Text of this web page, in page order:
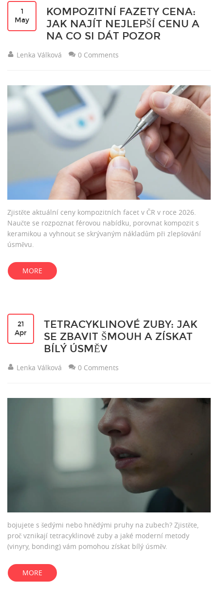
1
May
KOMPOZITNÍ FAZETY CENA:
JAK NAJÍT NEJLEPŠÍ CENU A
NA CO SI DÁT POZOR
Lenka Válková 0 Comments
Zjistěte aktuální ceny kompozitních facet v ČR v roce 2026.
Naučte se rozpoznat férovou nabídku, porovnat kompozit s
keramikou a vyhnout se skrývaným nákladům při zlepšování
úsměvu.
MORE
21
Apr
TETRACYKLINOVÉ ZUBY: JAK
SE ZBAVIT ŠMOUH A ZÍSKAT
BÍLÝ ÚSMĚV
Lenka Válková 0 Comments
bojujete s šedými nebo hnědými pruhy na zubech? Zjistěte,
proč vznikají tetracyklinové zuby a jaké moderní metody
(vinyry, bonding) vám pomohou získat bílý úsměv.
MORE